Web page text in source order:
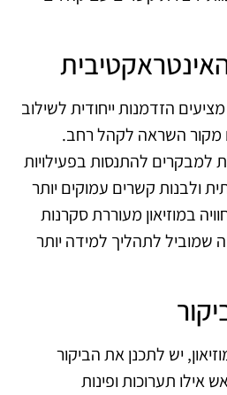
הזדמנות ייחודית לשילוב
מקור השראה לקהל רחב.
למבקרים להתנסות בפעילויות
ולבנות קשרים עמוקים יותר
במוזיאון מעוררת סקרנות
שמוביל לתהליך למידה יותר
יש לתכנן את הביקור
תערוכות ופינות